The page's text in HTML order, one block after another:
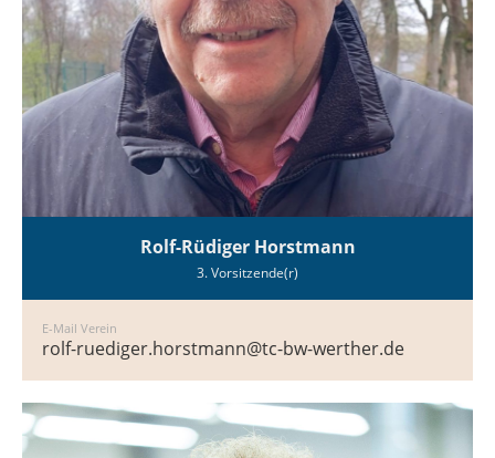
Rolf-Rüdiger Horstmann
3. Vorsitzende(r)
E-Mail Verein
rolf-ruediger.horstmann@tc-bw-werther.de